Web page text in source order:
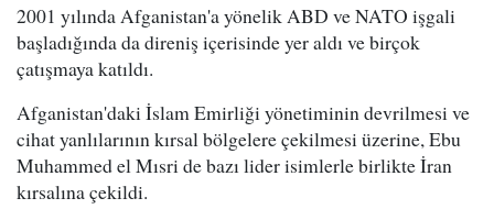
2001 yılında Afganistan'a yönelik ABD ve NATO işgali
başladığında da direniş içerisinde yer aldı ve birçok
çatışmaya katıldı.
Afganistan'daki İslam Emirliği yönetiminin devrilmesi ve
cihat yanlılarının kırsal bölgelere çekilmesi üzerine, Ebu
Muhammed el Mısri de bazı lider isimlerle birlikte İran
kırsalına çekildi.